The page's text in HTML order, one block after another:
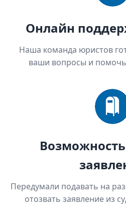
Онлайн
Наша команда юристов
ваши вопросы и
Передумали подавать на
отозвать заявление из